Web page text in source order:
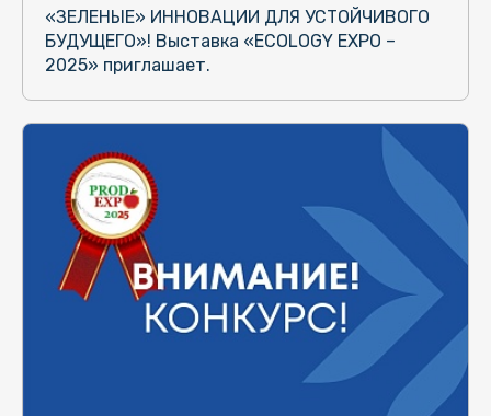
«ЗЕЛЕНЫЕ» ИННОВАЦИИ ДЛЯ УСТОЙЧИВОГО
БУДУЩЕГО»! Выставка «ECOLOGY EXPO –
2025» приглашает.